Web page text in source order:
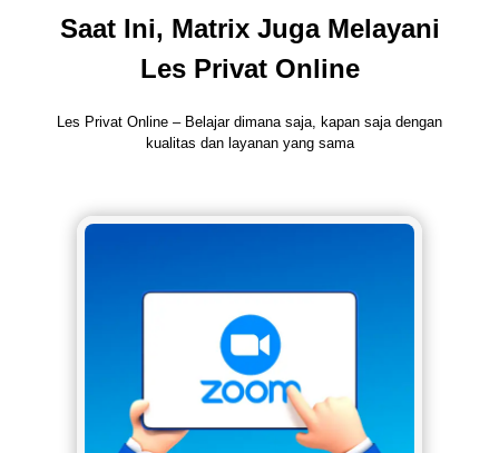
Saat Ini, Matrix Juga Melayani
Les Privat Online
Les Privat Online – Belajar dimana saja, kapan saja dengan
kualitas dan layanan yang sama